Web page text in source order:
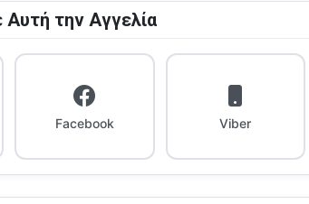
Αυτή την Αγγελία
Facebook Viber